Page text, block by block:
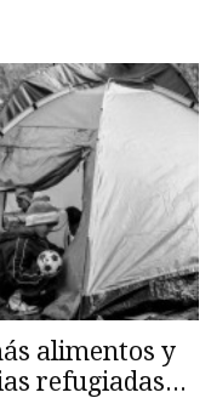
alimentos y
refugiadas...